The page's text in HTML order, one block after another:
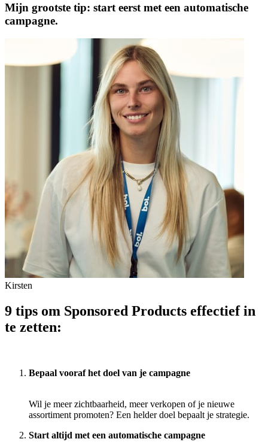
Mijn grootste tip: start eerst met een automatische
campagne.
Kirsten
9 tips om Sponsored Products effectief in
te zetten:
Bepaal vooraf het doel van je campagne
Wil je meer zichtbaarheid, meer verkopen of je nieuwe
assortiment promoten? Een helder doel bepaalt je strategie.
Start altijd met een automatische campagne